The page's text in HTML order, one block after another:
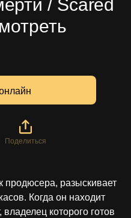
/ Scared
Поделиться
разыскивает
Когда он находит
которого готов